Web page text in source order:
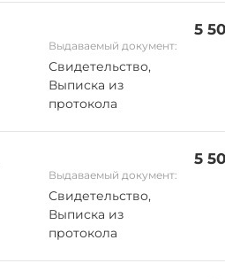
Выдаваемый документ:
Свидетельство,
Выписка из
протокола
5
Выдаваемый документ:
Свидетельство,
Выписка из
протокола
5